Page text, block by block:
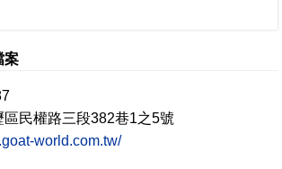
案
民權路三段382巷1之5號
world.com.tw/